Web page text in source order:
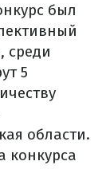
был
среди
5
области.
конкурса